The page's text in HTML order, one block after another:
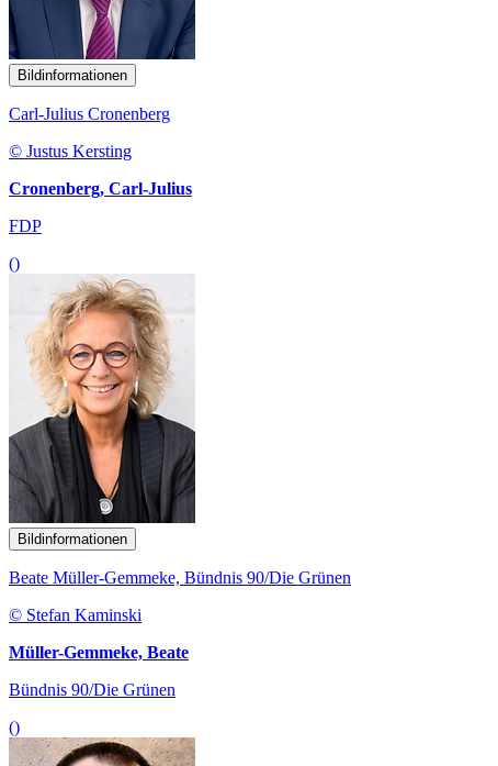
Bildinformationen
Carl-Julius Cronenberg
© Justus Kersting
Cronenberg, Carl-Julius
FDP
()
Bildinformationen
Beate Müller-Gemmeke, Bündnis 90/Die Grünen
© Stefan Kaminski
Müller-Gemmeke, Beate
Bündnis 90/Die Grünen
()